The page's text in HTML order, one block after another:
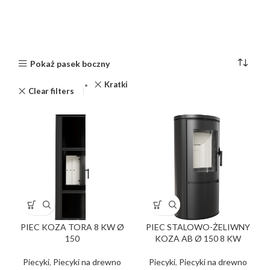
Pokaż pasek boczny
Clear filters
Kratki
PIEC KOZA TORA 8 KW Ø
150
Piecyki, Piecyki na drewno
PIEC STALOWO-ŻELIWNY
KOZA AB Ø 150 8 KW
Piecyki, Piecyki na drewno